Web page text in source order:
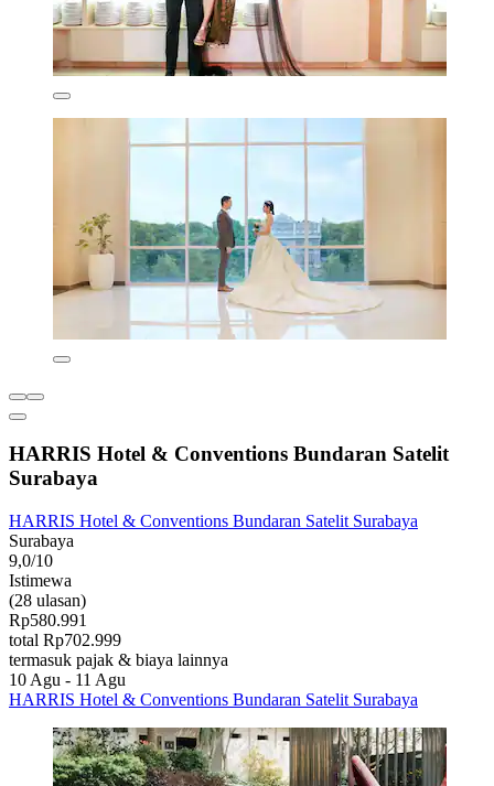
HARRIS Hotel & Conventions Bundaran Satelit
Surabaya
HARRIS Hotel & Conventions Bundaran Satelit Surabaya
Surabaya
9,0/10
Istimewa
(28 ulasan)
Rp580.991
total Rp702.999
termasuk pajak & biaya lainnya
10 Agu - 11 Agu
HARRIS Hotel & Conventions Bundaran Satelit Surabaya